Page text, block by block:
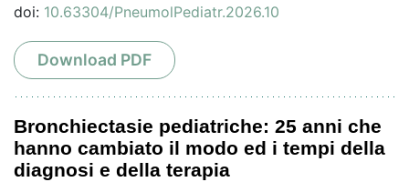
doi: 10.63304/PneumolPediatr.2026.10
Download PDF
Bronchiectasie pediatriche: 25 anni che
hanno cambiato il modo ed i tempi della
diagnosi e della terapia